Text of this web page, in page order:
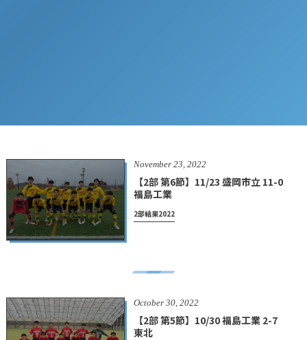
November 23,2022
【2部 第6節】11/23 盛岡市立 11-0
福島工業
2部結果2022
October 30 ,2022
【2部 第5節】10/30 福島工業 2-7
東北